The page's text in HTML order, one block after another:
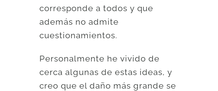
corresponde a todos y que
además no admite
cuestionamientos.
Personalmente he vivido de
cerca algunas de estas ideas, y
creo que el daño más grande se